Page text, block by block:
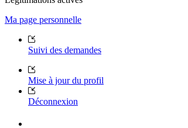
Ma page personnelle
Suivi des demandes
Mise à jour du profil
Déconnexion